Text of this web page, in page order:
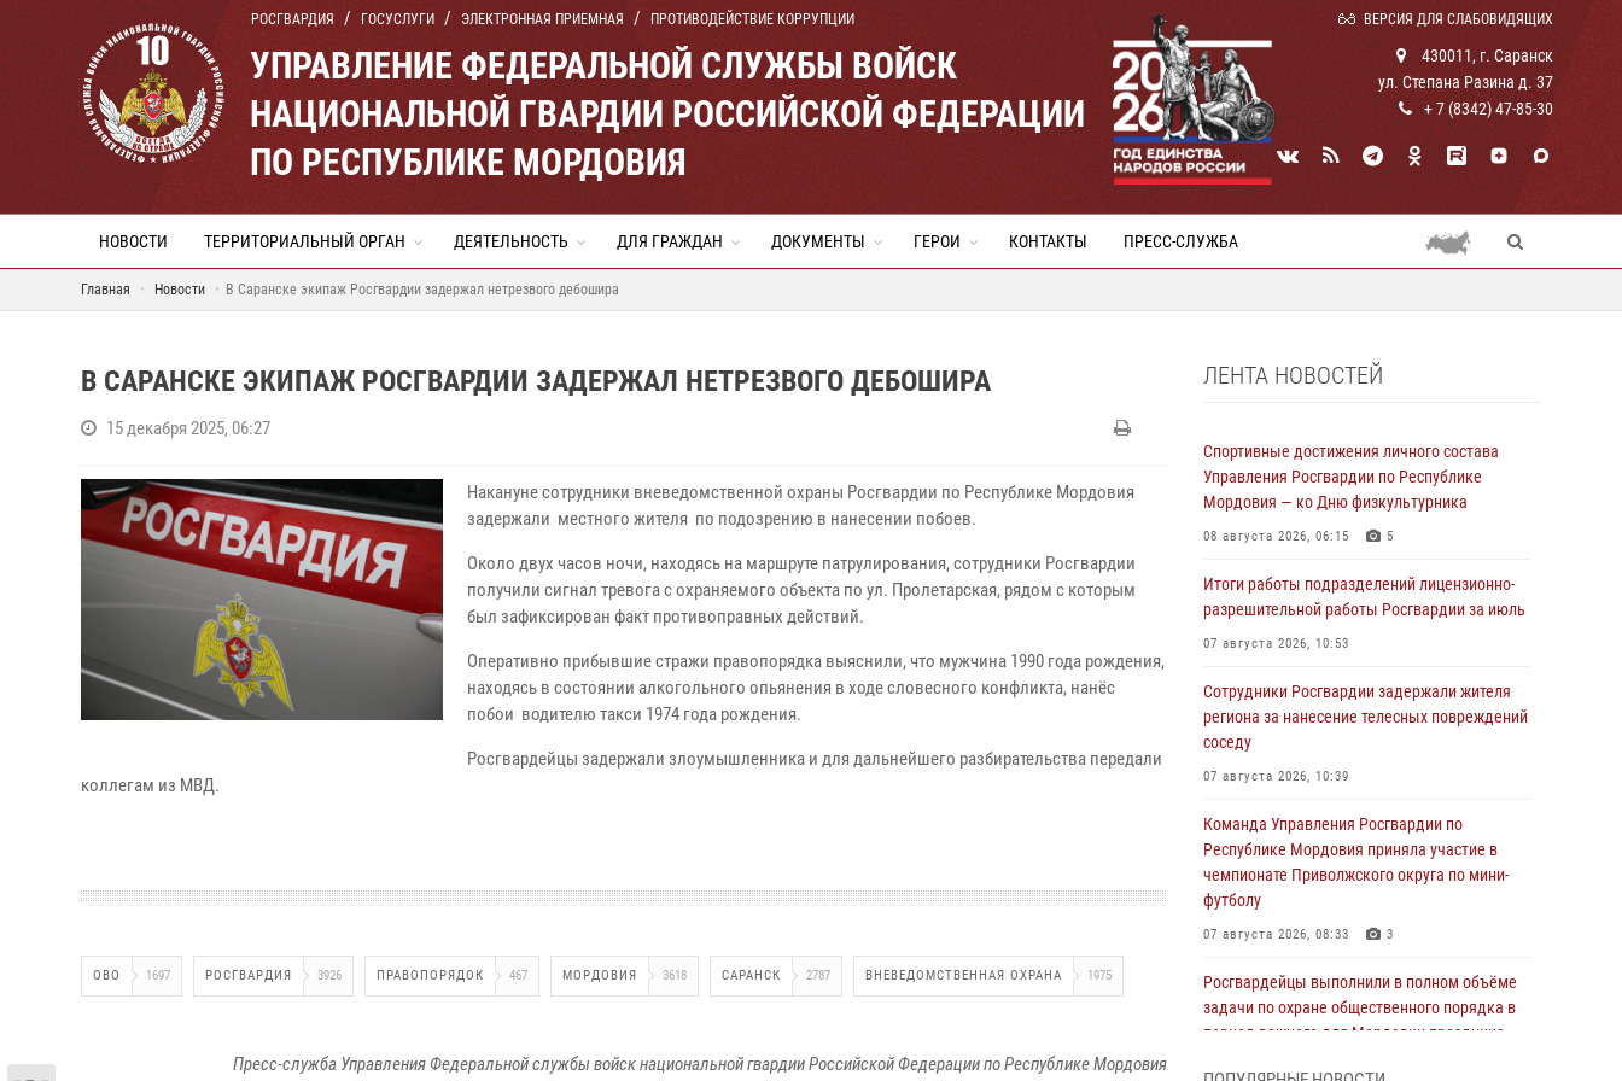
РОСГВАРДИЯ ГОСУСЛУГИ ЭЛЕКТРОННАЯ ПРИЕМНАЯ ПРОТИВОДЕЙСТВИЕ КОРРУПЦИИ ВЕРСИЯ ДЛЯ СЛАБОВИДЯЩИХ
УПРАВЛЕНИЕ ФЕДЕРАЛЬНОЙ СЛУЖБЫ ВОЙСК
НАЦИОНАЛЬНОЙ ГВАРДИИ РОССИЙСКОЙ ФЕДЕРАЦИИ
ПО РЕСПУБЛИКЕ МОРДОВИЯ
430011, г. Саранск
ул. Степана Разина д. 37
+ 7 (8342) 47-85-30
НОВОСТИ ТЕРРИТОРИАЛЬНЫЙ ОРГАН ДЕЯТЕЛЬНОСТЬ ДЛЯ ГРАЖДАН ДОКУМЕНТЫ ГЕРОИ КОНТАКТЫ ПРЕСС-СЛУЖБА
Главная Новости В Саранске экипаж Росгвардии задержал нетрезвого дебошира
В САРАНСКЕ ЭКИПАЖ РОСГВАРДИИ ЗАДЕРЖАЛ НЕТРЕЗВОГО ДЕБОШИРА
15 декабря 2025, 06:27
Накануне сотрудники вневедомственной охраны Росгвардии по Республике Мордовия
задержали местного жителя по подозрению в нанесении побоев.
Около двух часов ночи, находясь на маршруте патрулирования, сотрудники Росгвардии
получили сигнал тревога с охраняемого объекта по ул. Пролетарская, рядом с которым
был зафиксирован факт противоправных действий.
Оперативно прибывшие стражи правопорядка выяснили, что мужчина 1990 года рождения,
находясь в состоянии алкогольного опьянения в ходе словесного конфликта, нанёс
побои водителю такси 1974 года рождения.
Росгвардейцы задержали злоумышленника и для дальнейшего разбирательства передали
коллегам из МВД.
ОВО 1697 РОСГВАРДИЯ 3926 ПРАВОПОРЯДОК 467 МОРДОВИЯ 3618 САРАНСК 2787 ВНЕВЕДОМСТВЕННАЯ ОХРАНА 1975
Пресс-служба Управления Федеральной службы войск национальной гвардии Российской Федерации по Республике Мордовия
ЛЕНТА НОВОСТЕЙ
Спортивные достижения личного состава
Управления Росгвардии по Республике
Мордовия — ко Дню физкультурника
08 августа 2026, 06:15 5
Итоги работы подразделений лицензионно-
разрешительной работы Росгвардии за июль
07 августа 2026, 10:53
Сотрудники Росгвардии задержали жителя
региона за нанесение телесных повреждений
соседу
07 августа 2026, 10:39
Команда Управления Росгвардии по
Республике Мордовия приняла участие в
чемпионате Приволжского округа по мини-
футболу
07 августа 2026, 08:33 3
Росгвардейцы выполнили в полном объёме
задачи по охране общественного порядка в
период важного для Мордовии праздника